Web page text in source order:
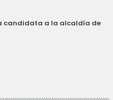
candidata a la alcaldía de